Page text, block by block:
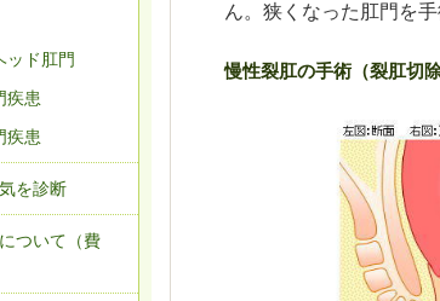
ん。狭くなった肛門を
慢性裂肛の手術（裂肛切
ッド肛門
疾患
疾患
を診断
ついて（費